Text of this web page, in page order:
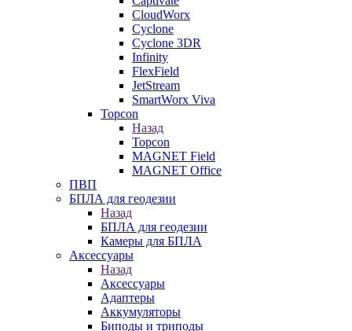
CloudWorx
Cyclone
Cyclone 3DR
Infinity
FlexField
JetStream
SmartWorx Viva
Topcon
Назад
Topcon
MAGNET Field
MAGNET Office
ПВП
БПЛА для геодезии
Назад
БПЛА для геодезии
Камеры для БПЛА
Аксессуары
Назад
Аксессуары
Адаптеры
Аккумуляторы
Биподы и триподы